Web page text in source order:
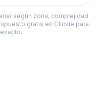
según zona, complejidad
gratis en Clickie para